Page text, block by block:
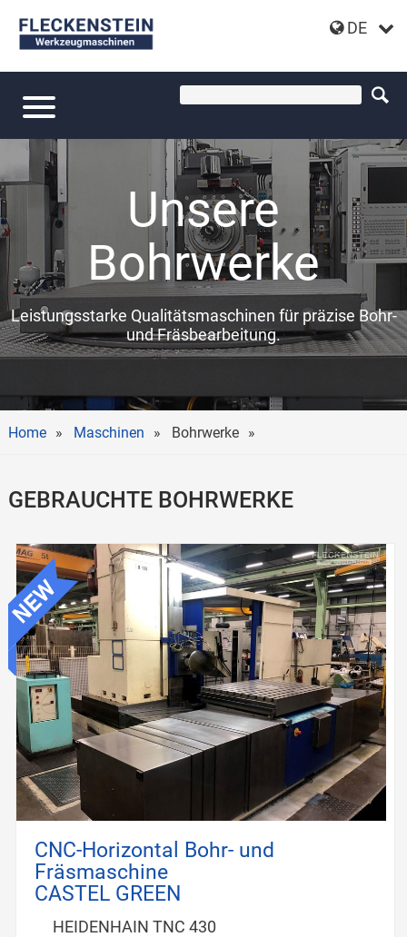
DE
Unsere
Bohrwerke
Leistungsstarke Qualitätsmaschinen für präzise Bohr-
und Fräsbearbeitung.
Home Maschinen Bohrwerke
GEBRAUCHTE BOHRWERKE
CNC-Horizontal Bohr- und
Fräsmaschine
CASTEL GREEN
HEIDENHAIN TNC 430